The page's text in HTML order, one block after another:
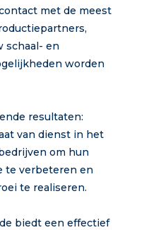
met de meest
schaal- en
worden
resultaten:
van dienst in het
om hun
te verbeteren en
te realiseren.
biedt een effectief